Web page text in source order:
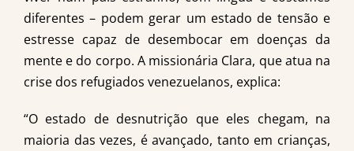
diferentes – podem gerar um estado de tensão e
estresse capaz de desembocar em doenças da
mente e do corpo. A missionária Clara, que atua na
crise dos refugiados venezuelanos, explica:
“O estado de desnutrição que eles chegam, na
maioria das vezes, é avançado, tanto em crianças,